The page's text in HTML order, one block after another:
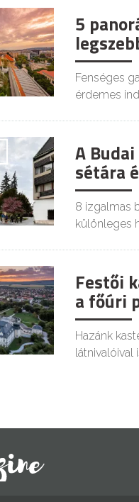
5
Fenséges
érdemes
A
sétára
8 izgalmas
különleges
Festői
a főúri
Hazánk
látnivalóival